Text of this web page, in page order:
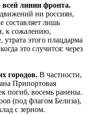
линии фронта.
ни россиян,
составляет лишь
к сожалению,
этого плацдарма
это случится: через
городов. В частности,
Припортовая
погиб, восемь ранены.
(под флагом Белиза),
с зерном.